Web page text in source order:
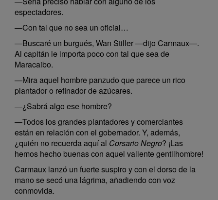
espectadores.
—Con tal que no sea un oficial…
—Buscaré un burgués, Wan Stiller —dijo Carmaux—.
Al capitán le importa poco con tal que sea de
Maracaibo.
—Mira aquel hombre panzudo que parece un rico
plantador o refinador de azúcares.
—¿Sabrá algo ese hombre?
—Todos los grandes plantadores y comerciantes
están en relación con el gobernador. Y, además,
¿quién no recuerda aquí al Corsario Negro? ¡Las
hemos hecho buenas con aquel valiente gentilhombre!
Carmaux lanzó un fuerte suspiro y con el dorso de la
mano se secó una lágrima, añadiendo con voz
conmovida.